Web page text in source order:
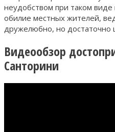
неудобством при таком виде
обилие местных жителей,
дружелюбно, но достаточно
Видеообзор
Санторини